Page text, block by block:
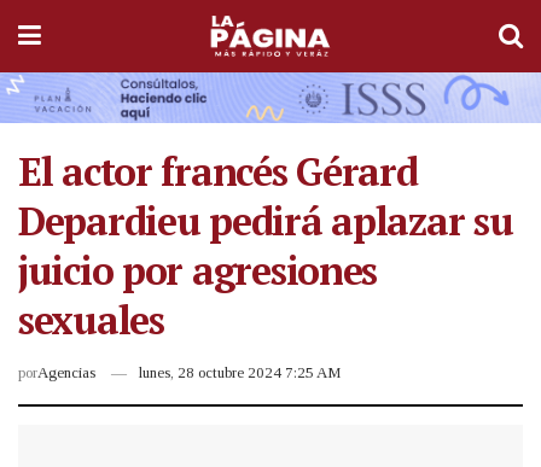
El actor francés Gérard
Depardieu pedirá aplazar su
juicio por agresiones
sexuales
porAgencias lunes, 28 octubre 2024 7:25 AM